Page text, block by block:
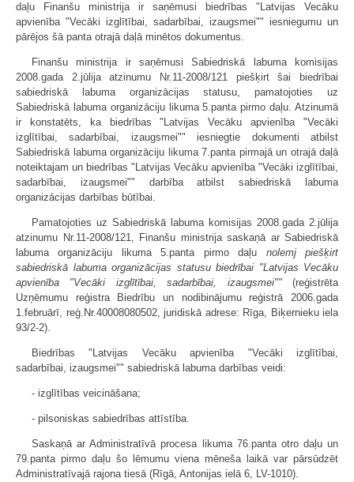
daļu Finanšu ministrija ir saņēmusi biedrības "Latvijas Vecāku
apvienība "Vecāki izglītībai, sadarbībai, izaugsmei"" iesniegumu un
pārējos šā panta otrajā daļā minētos dokumentus.
Finanšu ministrija ir saņēmusi Sabiedriskā labuma komisijas
2008.gada 2.jūlija atzinumu Nr.11-2008/121 piešķirt šai biedrībai
sabiedriskā labuma organizācijas statusu, pamatojoties uz
Sabiedriskā labuma organizāciju likuma 5.panta pirmo daļu. Atzinumā
ir konstatēts, ka biedrības "Latvijas Vecāku apvienība "Vecāki
izglītībai, sadarbībai, izaugsmei"" iesniegtie dokumenti atbilst
Sabiedriskā labuma organizāciju likuma 7.panta pirmajā un otrajā daļā
noteiktajam un biedrības "Latvijas Vecāku apvienība "Vecāki izglītībai,
sadarbībai, izaugsmei"" darbība atbilst sabiedriskā labuma
organizācijas darbības būtībai.
Pamatojoties uz Sabiedriskā labuma komisijas 2008.gada 2.jūlija
atzinumu Nr.11-2008/121, Finanšu ministrija saskaņā ar Sabiedriskā
labuma organizāciju likuma 5.panta pirmo daļu nolemj piešķirt
sabiedriskā labuma organizācijas statusu biedrībai "Latvijas Vecāku
apvienība "Vecāki izglītībai, sadarbībai, izaugsmei""(reģistrēta
Uzņēmumu reģistra Biedrību un nodibinājumu reģistrā 2006.gada
1.februārī, reģ.Nr.40008080502, juridiskā adrese: Rīga, Biķernieku iela
93/2-2).
Biedrības "Latvijas Vecāku apvienība "Vecāki izglītībai,
sadarbībai, izaugsmei"" sabiedriskā labuma darbības veidi:
- izglītības veicināšana;
- pilsoniskas sabiedrības attīstība.
Saskaņā ar Administratīvā procesa likuma 76.panta otro daļu un
79.panta pirmo daļu šo lēmumu viena mēneša laikā var pārsūdzēt
Administratīvajā rajona tiesā (Rīgā, Antonijas ielā 6, LV-1010).